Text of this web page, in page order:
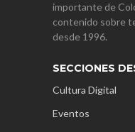
importante de
contenido sobre
desde 1996.
SECCIONES
Cultura Digital
Eventos